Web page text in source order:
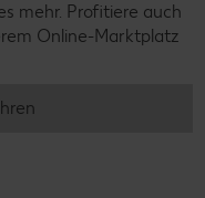
mehr. Profitiere auch
Online-Marktplatz